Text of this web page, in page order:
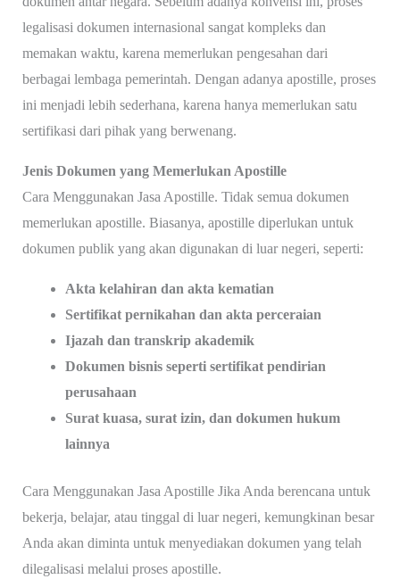
legalisasi dokumen internasional sangat kompleks dan
memakan waktu, karena memerlukan pengesahan dari
berbagai lembaga pemerintah. Dengan adanya apostille, proses
ini menjadi lebih sederhana, karena hanya memerlukan satu
sertifikasi dari pihak yang berwenang.
Jenis Dokumen yang Memerlukan Apostille
Cara Menggunakan Jasa Apostille. Tidak semua dokumen
memerlukan apostille. Biasanya, apostille diperlukan untuk
dokumen publik yang akan digunakan di luar negeri, seperti:
Akta kelahiran dan akta kematian
Sertifikat pernikahan dan akta perceraian
Ijazah dan transkrip akademik
Dokumen bisnis seperti sertifikat pendirian
perusahaan
Surat kuasa, surat izin, dan dokumen hukum
lainnya
Cara Menggunakan Jasa Apostille Jika Anda berencana untuk
bekerja, belajar, atau tinggal di luar negeri, kemungkinan besar
Anda akan diminta untuk menyediakan dokumen yang telah
dilegalisasi melalui proses apostille.